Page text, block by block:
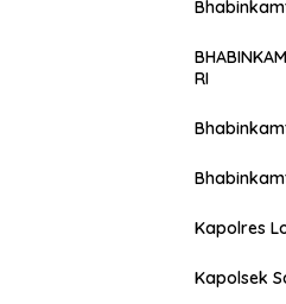
RI
Kapolres
Kapolsek